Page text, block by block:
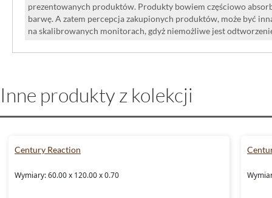
prezentowanych produktów. Produkty bowiem częściowo
barwę. A zatem percepcja zakupionych produktów, może być
na skalibrowanych monitorach, gdyż niemożliwe jest
Inne produkty z kolekcji
Century Reaction
Wymiary: 60.00 x 120.00 x 0.70